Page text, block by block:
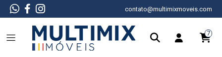
contato@multimixmoveis.com
7